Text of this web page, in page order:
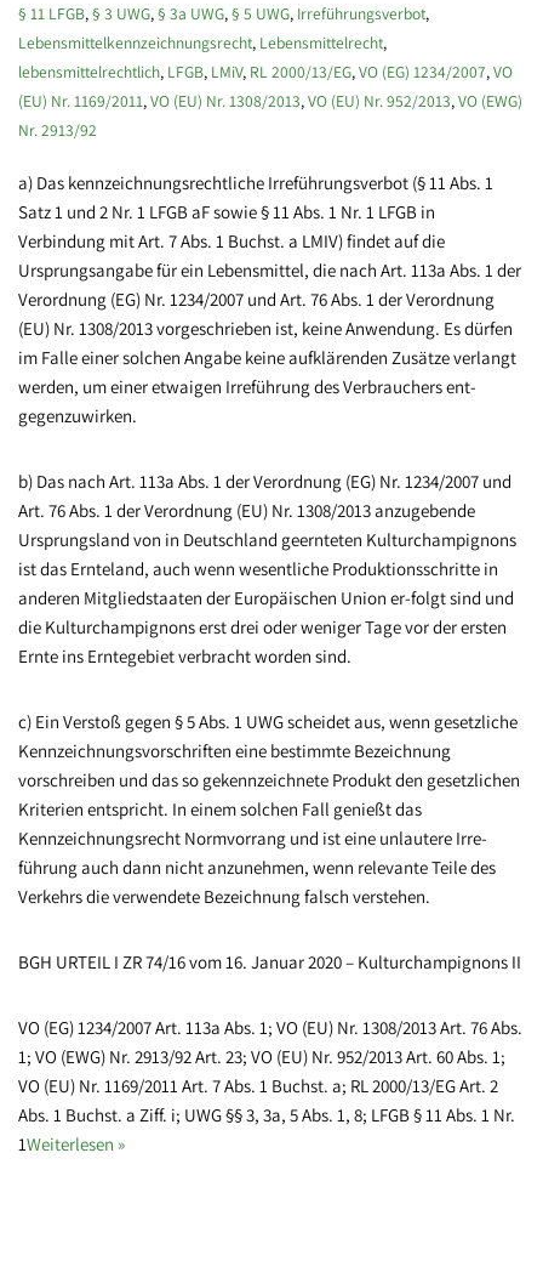
§ 11 LFGB,§ 3 UWG,§ 3a UWG,§ 5 UWG, Irreführungsverbot,
Lebensmittelkennzeichnungsrecht, Lebensmittelrecht,
lebensmittelrechtlich, LFGB, LMiV, RL 2000/13/EG,VO (EG) 1234/2007,VO
(EU) Nr. 1169/2011,VO (EU) Nr. 1308/2013,VO (EU) Nr. 952/2013,VO (EWG)
Nr. 2913/92
a) Das kennzeichnungsrechtliche Irreführungsverbot (§ 11 Abs. 1
Satz 1 und 2 Nr. 1 LFGB aF sowie § 11 Abs. 1 Nr. 1 LFGB in
Verbindung mit Art. 7 Abs. 1 Buchst. a LMIV) findet auf die
Ursprungsangabe für ein Lebensmittel, die nach Art. 113a Abs. 1 der
Verordnung (EG) Nr. 1234/2007 und Art. 76 Abs. 1 der Verordnung
(EU) Nr. 1308/2013 vorgeschrieben ist, keine Anwendung. Es dürfen
im Falle einer solchen Angabe keine aufklärenden Zusätze verlangt
werden, um einer etwaigen Irreführung des Verbrauchers ent-
gegenzuwirken.
b) Das nach Art. 113a Abs. 1 der Verordnung (EG) Nr. 1234/2007 und
Art. 76 Abs. 1 der Verordnung (EU) Nr. 1308/2013 anzugebende
Ursprungsland von in Deutschland geernteten Kulturchampignons
ist das Ernteland, auch wenn wesentliche Produktionsschritte in
anderen Mitgliedstaaten der Europäischen Union er-folgt sind und
die Kulturchampignons erst drei oder weniger Tage vor der ersten
Ernte ins Erntegebiet verbracht worden sind.
c) Ein Verstoß gegen § 5 Abs. 1 UWG scheidet aus, wenn gesetzliche
Kennzeichnungsvorschriften eine bestimmte Bezeichnung
vorschreiben und das so gekennzeichnete Produkt den gesetzlichen
Kriterien entspricht. In einem solchen Fall genießt das
Kennzeichnungsrecht Normvorrang und ist eine unlautere Irre-
führung auch dann nicht anzunehmen, wenn relevante Teile des
Verkehrs die verwendete Bezeichnung falsch verstehen.
BGH URTEIL I ZR 74/16 vom 16. Januar 2020 – Kulturchampignons II
VO (EG) 1234/2007 Art. 113a Abs. 1; VO (EU) Nr. 1308/2013 Art. 76 Abs.
1; VO (EWG) Nr. 2913/92 Art. 23; VO (EU) Nr. 952/2013 Art. 60 Abs. 1;
VO (EU) Nr. 1169/2011 Art. 7 Abs. 1 Buchst. a; RL 2000/13/EG Art. 2
Abs. 1 Buchst. a Ziff. i; UWG §§ 3, 3a, 5 Abs. 1, 8; LFGB § 11 Abs. 1 Nr.
1Weiterlesen »